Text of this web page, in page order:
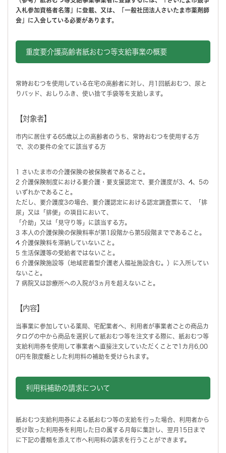
入札参加資格者名簿」に登載、又は、「一般社団法人さいたま市薬剤師
会」に入会している必要があります。
重度要介護高齢者紙おむつ等支給事業の概要
常時おむつを使用している在宅の高齢者に対し、月1回紙おむつ、尿と
りパッド、おしりふき、使い捨て手袋等を支給します。
【対象者】
市内に居住する65歳以上の高齢者のうち、常時おむつを使用する方
で、次の要件の全てに該当する方
1 さいたま市の介護保険の被保険者であること。
2 介護保険制度における要介護・要支援認定で、要介護度が3、4、5の
いずれかであること。
ただし、要介護度3の場合、要介護認定における認定調査票にて、「排
尿」又は「排便」の項目において、
「介助」又は「見守り等」に該当する方。
3 本人の介護保険の保険料率が第1段階から第5段階までであること。
4 介護保険料を滞納していないこと。
5 生活保護等の受給者ではないこと。
6 介護保険施設等（地域密着型介護老人福祉施設含む。）に入所してい
ないこと。
7 病院又は診療所への入院が3ヵ月を超えないこと。
【内容】
当事業に参加している薬局、宅配業者へ、利用者が事業者ごとの商品カ
タログの中から商品を選択して紙おむつ等を注文する際に、紙おむつ等
支給利用券を使用して事業者へ直接注文していただくことで1カ月6,00
0円を限度額とした利用料の補助を受けられます。
利用料補助の請求について
紙おむつ支給利用券による紙おむつ等の支給を行った場合、利用者から
受け取った利用券を利用した日の属する月毎に集計し、翌月15日まで
に下記の書類を添えて市へ利用料の請求を行うことができます。